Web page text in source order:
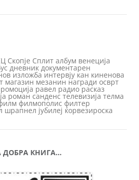
Скопје Сплит албум венеција
дневник документарен
изложба интервју кан киненова
магазин мезанин награди осврт
равел радио расказ
роман санденс телевизија телма
филмополис филтер
шрапнел јубилеј ќорвезироска
ДОБРА КНИГА…